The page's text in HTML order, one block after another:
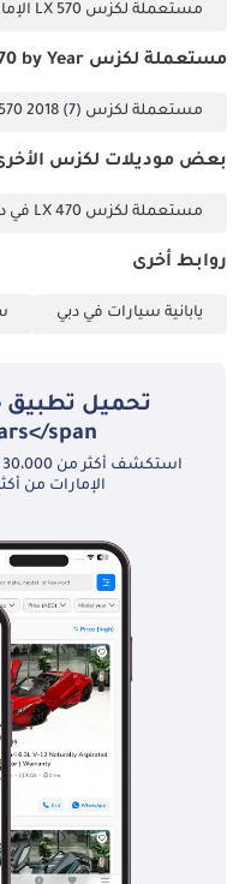
مستعملة لكزس LX 570 الإمارات
مستعملة لكزس LX 570 by Year
مستعملة لكزس LX 570 2018 (7)
بعض موديلات لكزس
مستعملة لكزس LX 470 في دبي
روابط أخرى
يابانية سيارات في دبي
span>
الإمارات من أكثر من 350